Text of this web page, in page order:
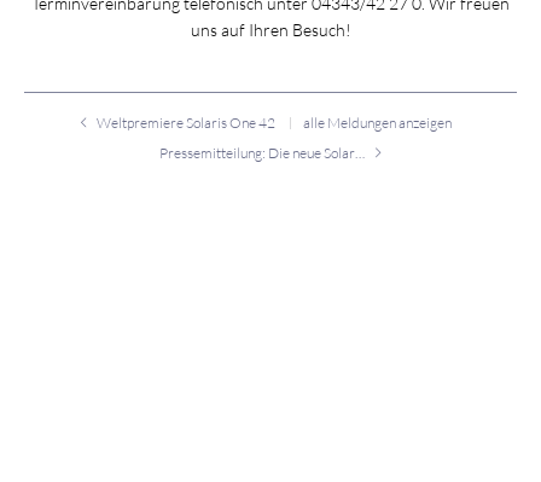
uns auf Ihren Besuch!
Weltpremiere Solaris One 42
alle Meldungen anzeigen
Pressemitteilung: Die neue Solaris 72 PC